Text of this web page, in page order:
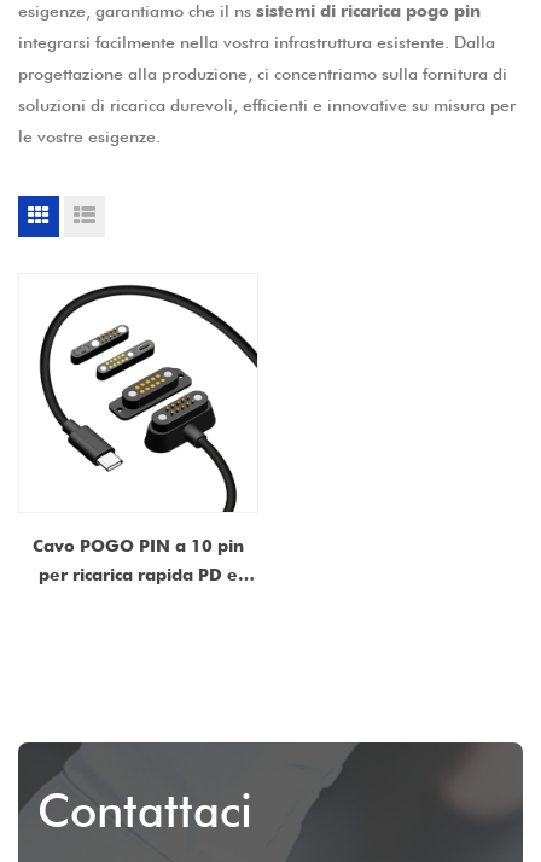
esigenze, garantiamo che il ns sistemi di ricarica pogo pin
integrarsi facilmente nella vostra infrastruttura esistente. Dalla
progettazione alla produzione, ci concentriamo sulla fornitura di
soluzioni di ricarica durevoli, efficienti e innovative su misura per
le vostre esigenze.
Cavo POGO PIN a 10 pin
per ricarica rapida PD e
Contattaci